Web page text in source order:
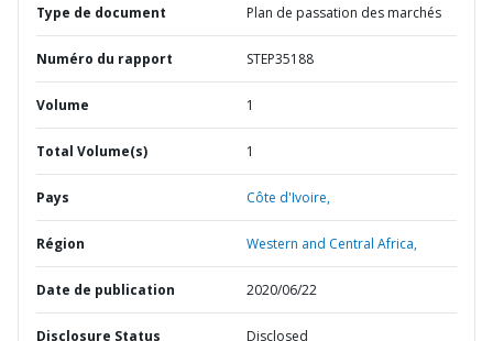
Type de document Plan de passation des marchés
Numéro du rapport STEP35188
Volume 1
Total Volume(s) 1
Pays Côte d'Ivoire,
Région Western and Central Africa,
Date de publication 2020/06/22
Disclosure Status Disclosed